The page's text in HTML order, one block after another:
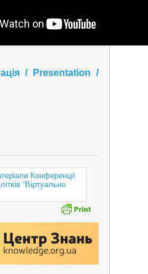
/ Presentation /
Конференції
“Віртуально